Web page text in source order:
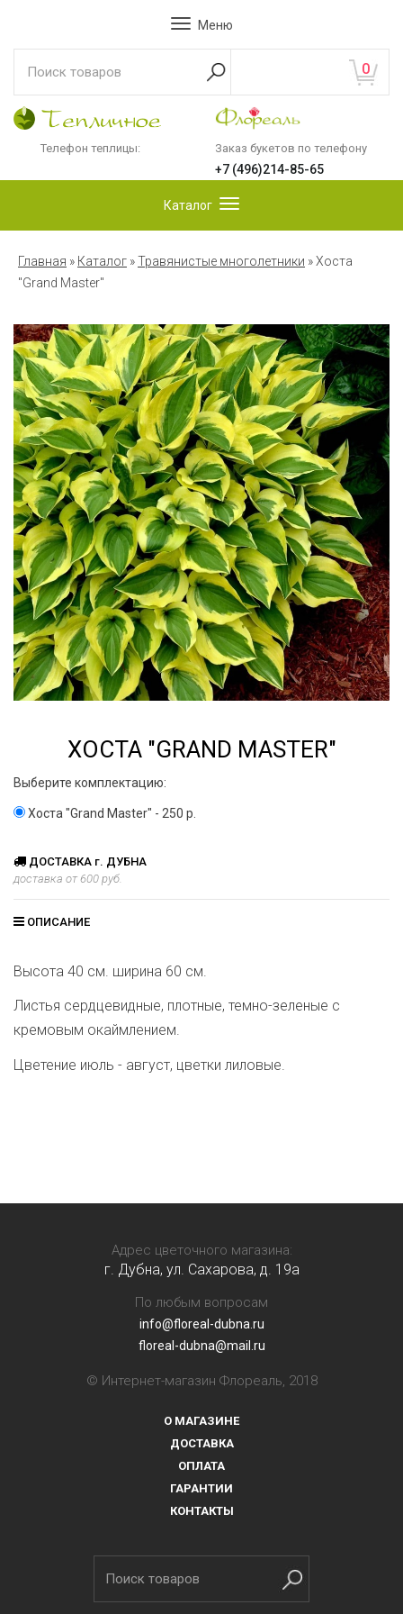
Меню
0
Телефон теплицы: Заказ букетов по телефону
+7 (496)214-85-65
Каталог
Главная » Каталог »Травянистые многолетники »Хоста
"Grand Master"
ХОСТА "GRAND MASTER"
Выберите комплектацию:
Хоста "Grand Master" - 250 р.
ДОСТАВКА г. ДУБНА
доставка от 600 руб.
ОПИСАНИЕ
Высота 40 см. ширина 60 см.
Листья сердцевидные, плотные, темно-зеленые с
кремовым окаймлением.
Цветение июль - август, цветки лиловые.
Адрес цветочного магазина:
г. Дубна, ул. Сахарова, д. 19a
По любым вопросам
info@floreal-dubna.ru
floreal-dubna@mail.ru
© Интернет-магазин Флореаль, 2018
О МАГАЗИНЕ
ДОСТАВКА
ОПЛАТА
ГАРАНТИИ
КОНТАКТЫ